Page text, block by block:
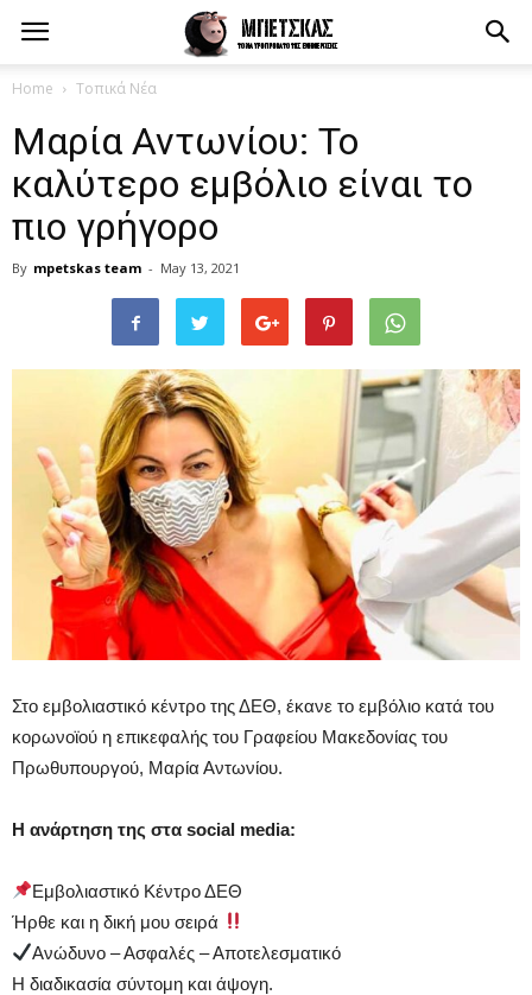
Home Τοπικά Νέα
Μαρία Αντωνίου: Το
καλύτερο εμβόλιο είναι το
πιο γρήγορο
By mpetskas team - May 13, 2021
Στο εμβολιαστικό κέντρο της ΔΕΘ, έκανε το εμβόλιο κατά του
κορωνοϊού η επικεφαλής του Γραφείου Μακεδονίας του
Πρωθυπουργού, Μαρία Αντωνίου.
Η ανάρτηση της στα social media:
Εμβολιαστικό Κέντρο ΔΕΘ
Ήρθε και η δική μου σειρά
Ανώδυνο – Ασφαλές – Αποτελεσματικό
Η διαδικασία σύντομη και άψογη.